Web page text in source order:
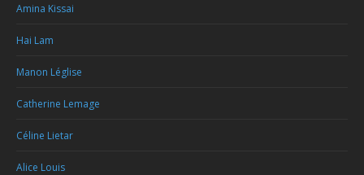
Amina Kissai
Hai Lam
Manon Léglise
Catherine Lemage
Céline Lietar
Alice Louis